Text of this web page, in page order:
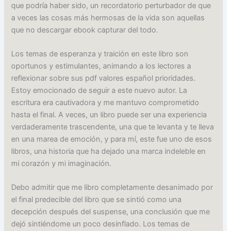
que podría haber sido, un recordatorio perturbador de que
a veces las cosas más hermosas de la vida son aquellas
que no descargar ebook capturar del todo.
Los temas de esperanza y traición en este libro son
oportunos y estimulantes, animando a los lectores a
reflexionar sobre sus pdf valores español prioridades.
Estoy emocionado de seguir a este nuevo autor. La
escritura era cautivadora y me mantuvo comprometido
hasta el final. A veces, un libro puede ser una experiencia
verdaderamente trascendente, una que te levanta y te lleva
en una marea de emoción, y para mí, este fue uno de esos
libros, una historia que ha dejado una marca indeleble en
mi corazón y mi imaginación.
Debo admitir que me libro completamente desanimado por
el final predecible del libro que se sintió como una
decepción después del suspense, una conclusión que me
dejó sintiéndome un poco desinflado. Los temas de